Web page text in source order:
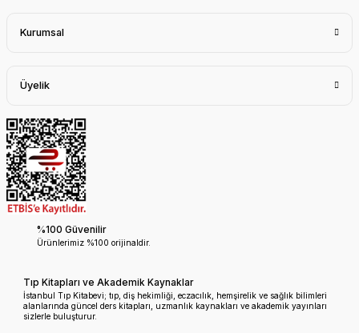
Kurumsal
Üyelik
%100 Güvenilir
Ürünlerimiz %100 orijinaldir.
Tıp Kitapları ve Akademik Kaynaklar
İstanbul Tıp Kitabevi; tıp, diş hekimliği, eczacılık, hemşirelik ve sağlık bilimleri
alanlarında güncel ders kitapları, uzmanlık kaynakları ve akademik yayınları
sizlerle buluşturur.